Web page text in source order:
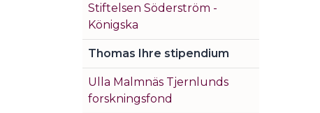
Stiftelsen Söderström -
Königska
Thomas Ihre stipendium
Ulla Malmnäs Tjernlunds
forskningsfond